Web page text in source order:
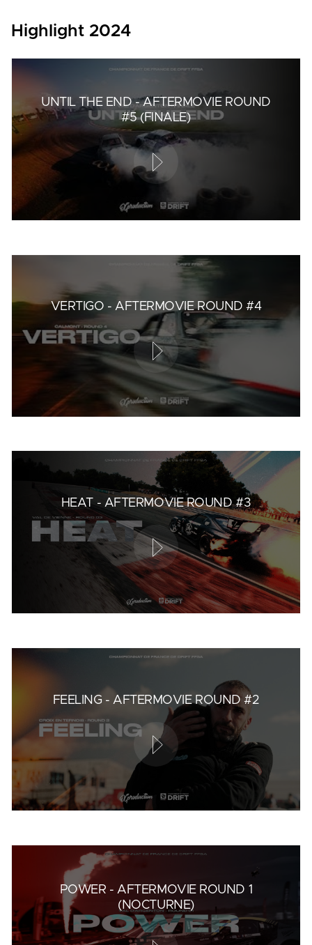
Highlight 2024
UNTIL THE END - AFTERMOVIE ROUND
#5 (FINALE)
VERTIGO - AFTERMOVIE ROUND #4
HEAT - AFTERMOVIE ROUND #3
FEELING - AFTERMOVIE ROUND #2
POWER - AFTERMOVIE ROUND 1
(NOCTURNE)